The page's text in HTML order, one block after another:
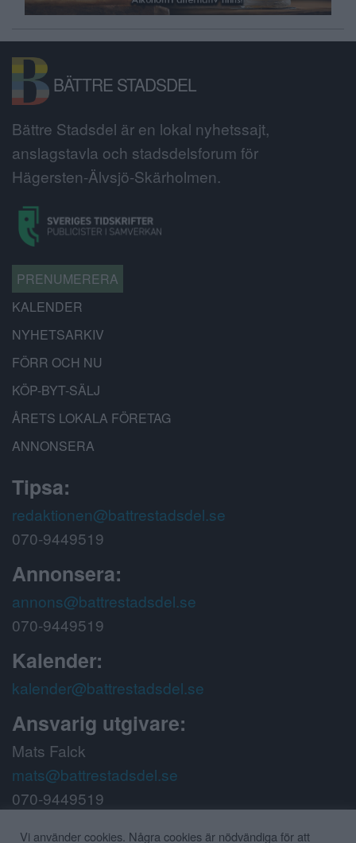
BÄTTRE STADSDEL
Bättre Stadsdel är en lokal nyhetssajt,
anslagstavla och stadsdelsforum för
Hägersten-Älvsjö-Skärholmen.
PRENUMERERA
KALENDER
NYHETSARKIV
FÖRR OCH NU
KÖP-BYT-SÄLJ
ÅRETS LOKALA FÖRETAG
ANNONSERA
Tipsa:
redaktionen@battrestadsdel.se
070-9449519
Annonsera:
annons@battrestadsdel.se
070-9449519
Kalender:
kalender@battrestadsdel.se
Ansvarig utgivare:
Mats Falck
mats@battrestadsdel.se
070-9449519
Vi använder cookies. Några cookies är nödvändiga för att